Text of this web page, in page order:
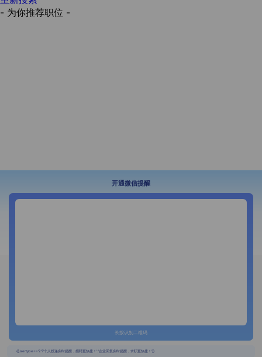
- 为你推荐职位 -
开通微信提醒
长按识别二维码
{{usertype=='2'?'个人投递实时提醒，招聘更快捷！':'企业回复实时提醒，求职更快捷！'}}